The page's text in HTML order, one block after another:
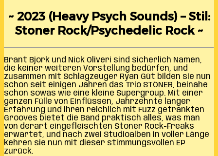
~ 2023 (Heavy Psych Sounds) – Stil:
Stoner Rock/Psychedelic Rock ~
Brant Bjork und Nick Oliveri sind sicherlich Namen,
die keiner weiteren Vorstellung bedürfen, und
zusammen mit Schlagzeuger Ryan Güt bilden sie nun
schon seit einigen Jahren das Trio STÖNER, beinahe
schon sowas wie eine kleine Supergroup. Mit einer
ganzen Fülle von Einflüssen, Jahrzehnte langer
Erfahrung und ihren reichlich mit Fuzz getränkten
Grooves bietet die Band praktisch alles, was man
von derart eingefleischten Stoner Rock-Freaks
erwartet, und nach zwei Studioalben in voller Länge
kehren sie nun mit dieser stimmungsvollen EP
zurück.